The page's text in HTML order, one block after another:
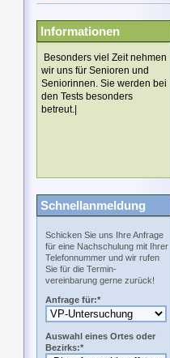
Informationen
Besonders viel Zeit nehmen
wir uns für Senioren und
Seniorinnen. Sie werden bei
den Tests besonders
betreut.|
Schnellanmeldung
Schicken Sie uns Ihre Anfrage
für eine Nachschulung mit Ihrer
Telefonnummer und wir rufen
Sie für die Termin-
vereinbarung gerne zurück!
Anfrage für:*
Auswahl eines Ortes oder
Bezirks:*